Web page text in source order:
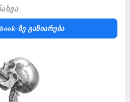
Ზე Გაზიარება